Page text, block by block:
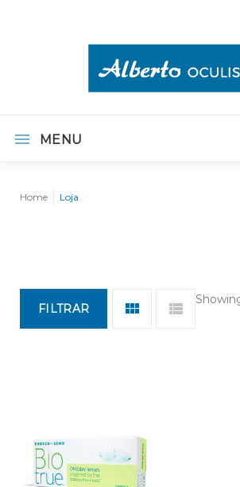
MENU
Home Loja
FILTRAR